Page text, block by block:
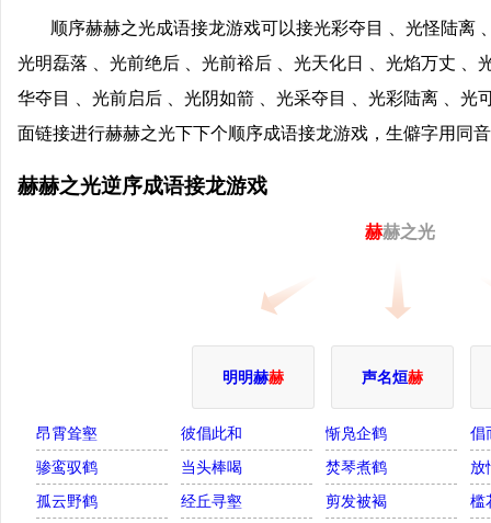
顺序赫赫之光成语接龙游戏可以接光彩夺目 、光怪陆离
光明磊落 、光前绝后 、光前裕后 、光天化日 、光焰万丈 、
华夺目 、光前启后 、光阴如箭 、光采夺目 、光彩陆离 、光
面链接进行赫赫之光下下个顺序成语接龙游戏，生僻字用同
赫赫之光逆序成语接龙游戏
赫赫之光
明明赫赫 声名烜赫
昂霄耸壑 彼倡此和 惭凫企鹤
倡
骖鸾驭鹤
当头棒喝 焚琴煮鹤
放
孤云野鹤
经丘寻壑 剪发被褐
槛